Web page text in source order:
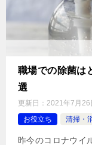
職場での除菌は
選
更新日： 2021年7月26
お役立ち
清掃・
昨今のコロナウイ